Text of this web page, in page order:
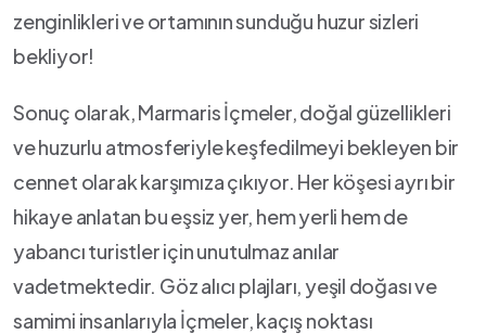
zenginlikleri ve ortamının⁢ sunduğu huzur sizleri
bekliyor!
Sonuç olarak,⁣ Marmaris İçmeler,⁢ doğal güzellikleri
ve huzurlu atmosferiyle keşfedilmeyi bekleyen​ bir​
cennet olarak karşımıza ‌çıkıyor. ​Her köşesi‌ ayrı bir
hikaye anlatan bu ⁣eşsiz ‌yer, hem yerli hem de
yabancı turistler için ‍unutulmaz anılar⁢
vadetmektedir. Göz​ alıcı plajları, yeşil ⁤doğası ve
samimi insanlarıyla İçmeler, kaçış noktası